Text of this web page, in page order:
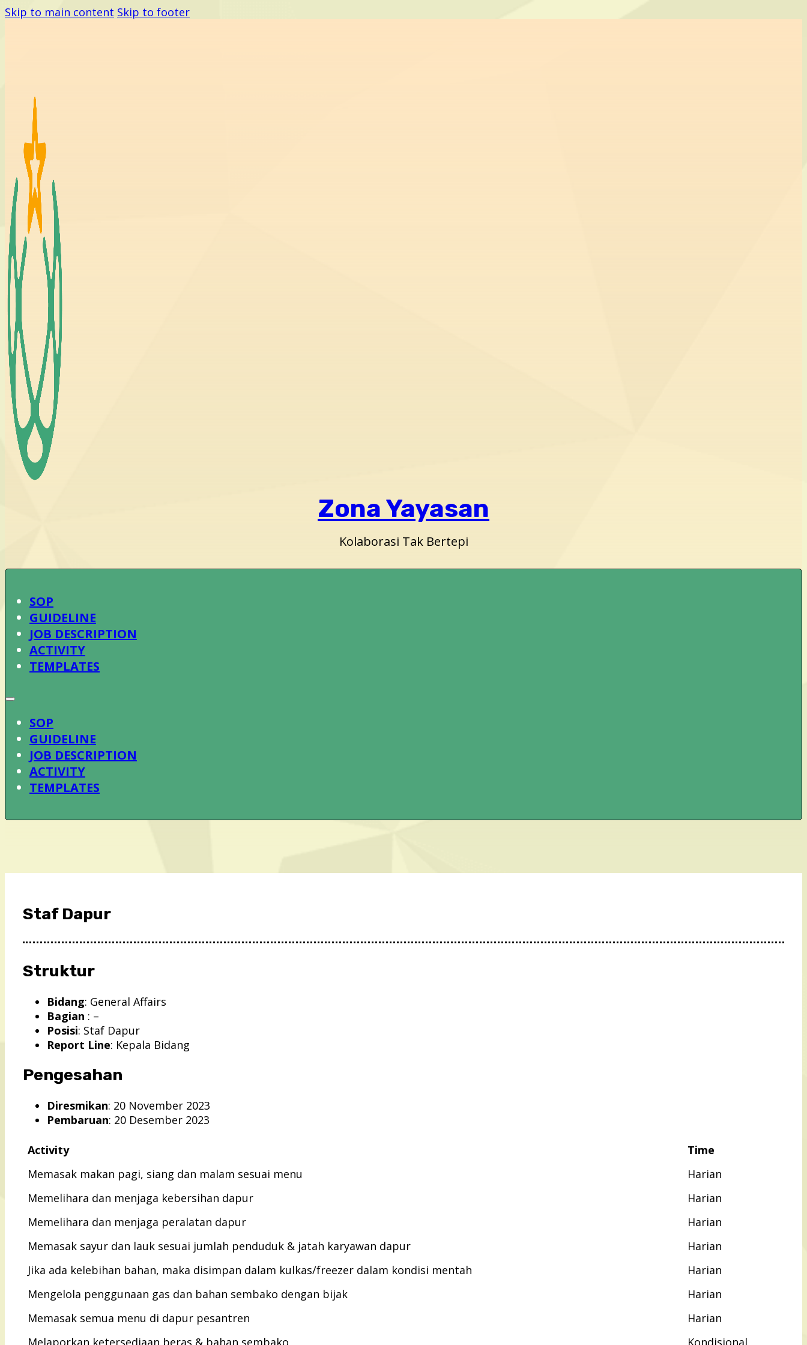
Skip to main content Skip to footer
Zona Yayasan
Kolaborasi Tak Bertepi
SOP
GUIDELINE
JOB DESCRIPTION
ACTIVITY
TEMPLATES
SOP
GUIDELINE
JOB DESCRIPTION
ACTIVITY
TEMPLATES
Staf Dapur
Struktur
Bidang: General Affairs
Bagian : –
Posisi: Staf Dapur
Report Line: Kepala Bidang
Pengesahan
Diresmikan: 20 November 2023
Pembaruan: 20 Desember 2023
Activity
Time
Memasak makan pagi, siang dan malam sesuai menu
Harian
Memelihara dan menjaga kebersihan dapur
Harian
Memelihara dan menjaga peralatan dapur
Harian
Memasak sayur dan lauk sesuai jumlah penduduk & jatah karyawan dapur
Harian
Jika ada kelebihan bahan, maka disimpan dalam kulkas/freezer dalam kondisi mentah
Harian
Mengelola penggunaan gas dan bahan sembako dengan bijak
Harian
Memasak semua menu di dapur pesantren
Harian
Melaporkan ketersediaan beras & bahan sembako
Kondisional